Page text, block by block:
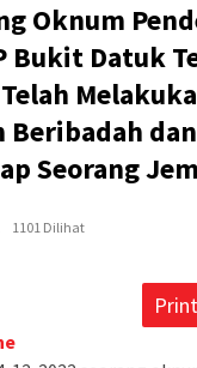
Oknum
Bukit Datuk
Beribadah
Seorang
1101 Dilihat